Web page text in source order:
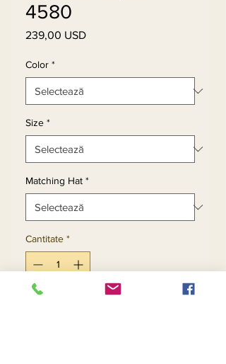
4580
239,00 USDPreț
Color *
Size *
Matching Hat *
Cantitate *